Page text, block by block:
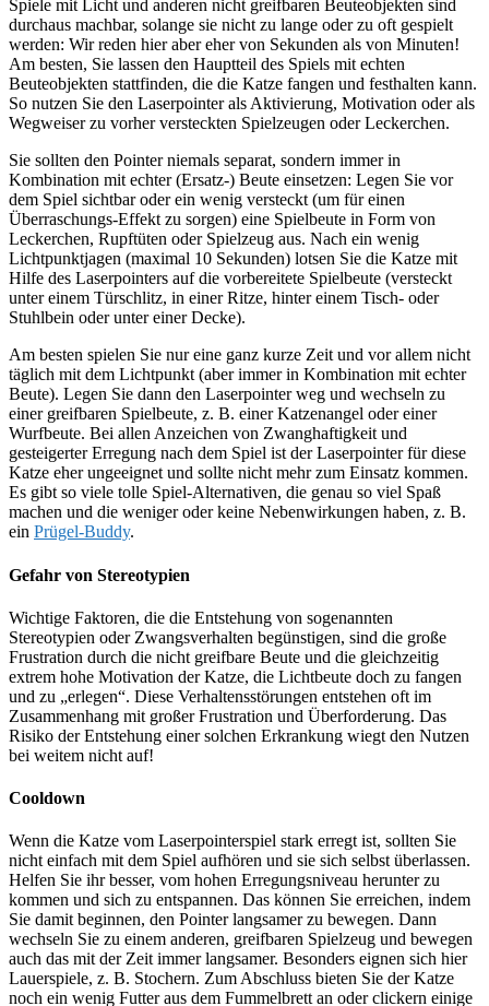
Spiele mit Licht und anderen nicht greifbaren Beuteobjekten sind
durchaus machbar, solange sie nicht zu lange oder zu oft gespielt
werden: Wir reden hier aber eher von Sekunden als von Minuten!
Am besten, Sie lassen den Hauptteil des Spiels mit echten
Beuteobjekten stattfinden, die die Katze fangen und festhalten kann.
So nutzen Sie den Laserpointer als Aktivierung, Motivation oder als
Wegweiser zu vorher versteckten Spielzeugen oder Leckerchen.
Sie sollten den Pointer niemals separat, sondern immer in
Kombination mit echter (Ersatz-) Beute einsetzen: Legen Sie vor
dem Spiel sichtbar oder ein wenig versteckt (um für einen
Überraschungs-Effekt zu sorgen) eine Spielbeute in Form von
Leckerchen, Rupftüten oder Spielzeug aus. Nach ein wenig
Lichtpunktjagen (maximal 10 Sekunden) lotsen Sie die Katze mit
Hilfe des Laserpointers auf die vorbereitete Spielbeute (versteckt
unter einem Türschlitz, in einer Ritze, hinter einem Tisch- oder
Stuhlbein oder unter einer Decke).
Am besten spielen Sie nur eine ganz kurze Zeit und vor allem nicht
täglich mit dem Lichtpunkt (aber immer in Kombination mit echter
Beute). Legen Sie dann den Laserpointer weg und wechseln zu
einer greifbaren Spielbeute, z. B. einer Katzenangel oder einer
Wurfbeute. Bei allen Anzeichen von Zwanghaftigkeit und
gesteigerter Erregung nach dem Spiel ist der Laserpointer für diese
Katze eher ungeeignet und sollte nicht mehr zum Einsatz kommen.
Es gibt so viele tolle Spiel-Alternativen, die genau so viel Spaß
machen und die weniger oder keine Nebenwirkungen haben, z. B.
ein Prügel-Buddy.
Gefahr von Stereotypien
Wichtige Faktoren, die die Entstehung von sogenannten
Stereotypien oder Zwangsverhalten begünstigen, sind die große
Frustration durch die nicht greifbare Beute und die gleichzeitig
extrem hohe Motivation der Katze, die Lichtbeute doch zu fangen
und zu „erlegen“. Diese Verhaltensstörungen entstehen oft im
Zusammenhang mit großer Frustration und Überforderung. Das
Risiko der Entstehung einer solchen Erkrankung wiegt den Nutzen
bei weitem nicht auf!
Cooldown
Wenn die Katze vom Laserpointerspiel stark erregt ist, sollten Sie
nicht einfach mit dem Spiel aufhören und sie sich selbst überlassen.
Helfen Sie ihr besser, vom hohen Erregungsniveau herunter zu
kommen und sich zu entspannen. Das können Sie erreichen, indem
Sie damit beginnen, den Pointer langsamer zu bewegen. Dann
wechseln Sie zu einem anderen, greifbaren Spielzeug und bewegen
auch das mit der Zeit immer langsamer. Besonders eignen sich hier
Lauerspiele, z. B. Stochern. Zum Abschluss bieten Sie der Katze
noch ein wenig Futter aus dem Fummelbrett an oder clickern einige